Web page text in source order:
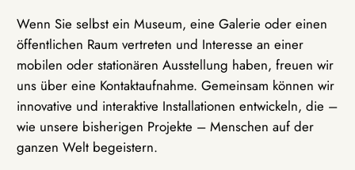
Wenn Sie selbst ein Museum, eine Galerie oder einen
öffentlichen Raum vertreten und Interesse an einer
mobilen oder stationären Ausstellung haben, freuen wir
uns über eine Kontaktaufnahme. Gemeinsam können wir
innovative und interaktive Installationen entwickeln, die –
wie unsere bisherigen Projekte – Menschen auf der
ganzen Welt begeistern.